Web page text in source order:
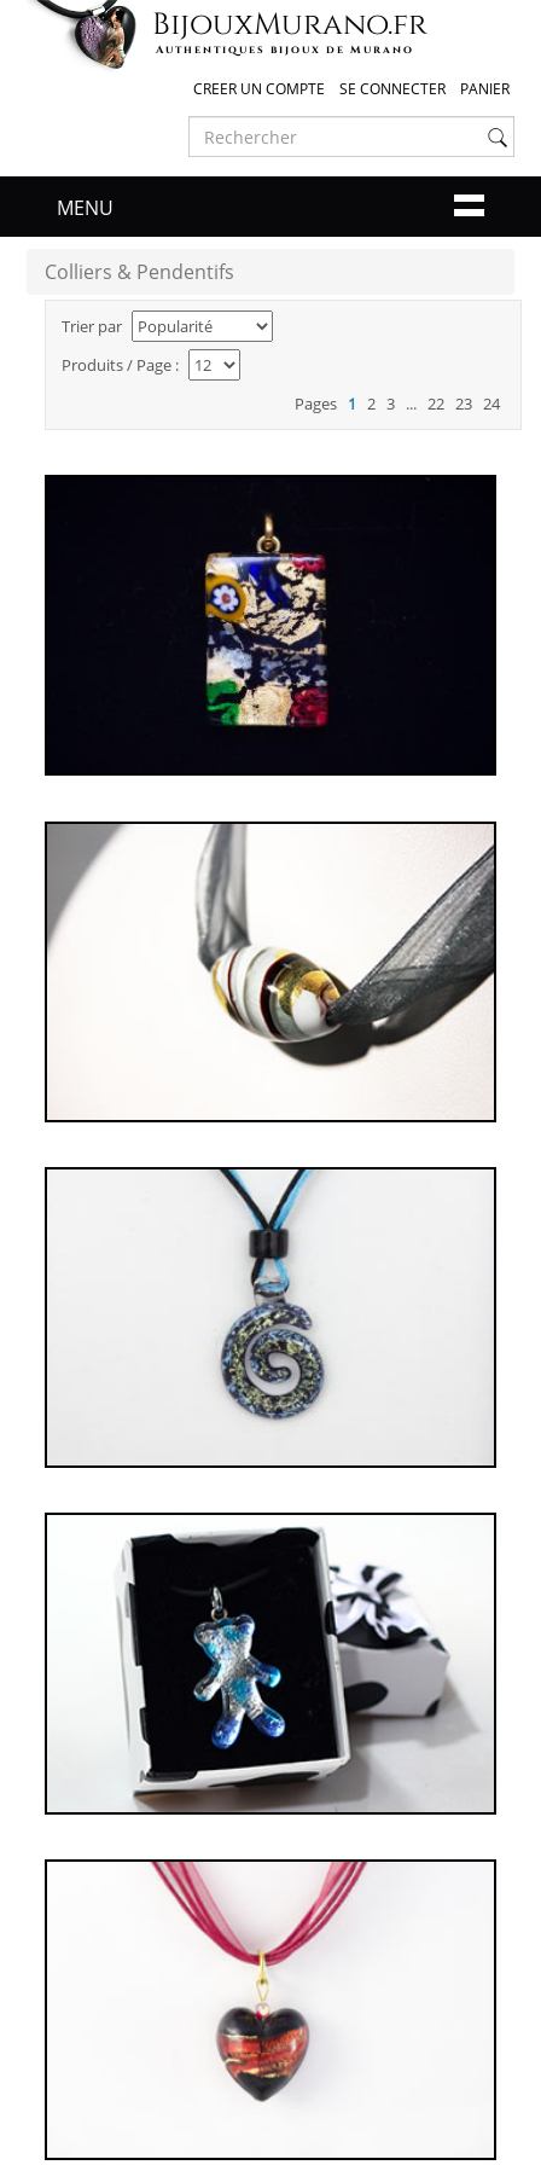
BijouxMurano.fr
Authentiques bijoux de Murano
CREER UN COMPTE SE CONNECTER PANIER
MENU
Colliers & Pendentifs
Trier par
Produits / Page :
Pages 1 2 3 ... 22 23 24
PENDENTIF ELISA MULTICOLORE
19,00€
COLLIER BULLE BLANC ET GRIS
38,00€
PENDENTIF SPIRALE VERT ET BLEU
TURQUOISE
20,00€
PENDENTIF OURSON TACHETÉ BLEU
TURQUOISE ET BLEUET
16,00€
PENDENTIF COEUR NOIR RUBAN
ROUGE
18,00€